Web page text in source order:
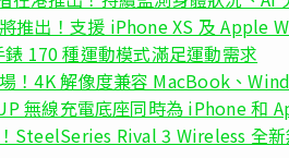
推出！支援 iPhone XS 及 Apple
170 種運動模式滿足運動需求
！4K 解像度兼容 MacBook、
無線充電底座同時為 iPhone 和
SteelSeries Rival 3 Wireless 全新